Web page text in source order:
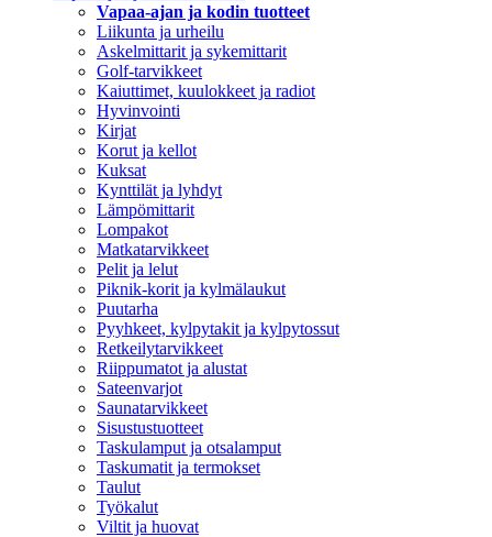
Vapaa-ajan ja kodin tuotteet
Liikunta ja urheilu
Askelmittarit ja sykemittarit
Golf-tarvikkeet
Kaiuttimet, kuulokkeet ja radiot
Hyvinvointi
Kirjat
Korut ja kellot
Kuksat
Kynttilät ja lyhdyt
Lämpömittarit
Lompakot
Matkatarvikkeet
Pelit ja lelut
Piknik-korit ja kylmälaukut
Puutarha
Pyyhkeet, kylpytakit ja kylpytossut
Retkeilytarvikkeet
Riippumatot ja alustat
Sateenvarjot
Saunatarvikkeet
Sisustustuotteet
Taskulamput ja otsalamput
Taskumatit ja termokset
Taulut
Työkalut
Viltit ja huovat